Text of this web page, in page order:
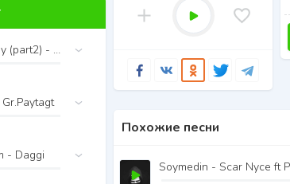
Похожие песни
Pullulan gurjagy (part2) - Han Boorda
- Daggi